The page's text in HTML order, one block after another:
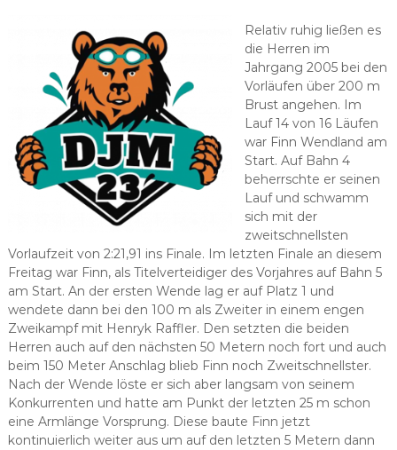
Relativ ruhig ließen es
die Herren im
Jahrgang 2005 bei den
Vorläufen über 200 m
Brust angehen. Im
Lauf 14 von 16 Läufen
war Finn Wendland am
Start. Auf Bahn 4
beherrschte er seinen
Lauf und schwamm
sich mit der
zweitschnellsten
Vorlaufzeit von 2:21,91 ins Finale. Im letzten Finale an diesem
Freitag war Finn, als Titelverteidiger des Vorjahres auf Bahn 5
am Start. An der ersten Wende lag er auf Platz 1 und
wendete dann bei den 100 m als Zweiter in einem engen
Zweikampf mit Henryk Raffler. Den setzten die beiden
Herren auch auf den nächsten 50 Metern noch fort und auch
beim 150 Meter Anschlag blieb Finn noch Zweitschnellster.
Nach der Wende löste er sich aber langsam von seinem
Konkurrenten und hatte am Punkt der letzten 25 m schon
eine Armlänge Vorsprung. Diese baute Finn jetzt
kontinuierlich weiter aus um auf den letzten 5 Metern dann